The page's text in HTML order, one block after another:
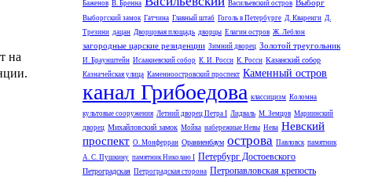
на
Баженов В. Бренна Васильевский остров Выборг
Выборгский замок Гатчина Главный штаб Гоголь в Петербурге Д. Кваренги Д.
Трезини дацан Дворцовая площадь дворцы Елагин остров Ж. Леблон
загородные царские резиденции Зимний дворец Золотой треугольник
И. Браунштейн Исаакиевский собор К. И. Росси К. Росси Казанский собор
Казначейская улица Каменноостровский проспект Каменный остров
канал Грибоедова классицизм Коломна
культовые сооружения Летний дворец Петра I Лидваль М. Земцов Мариинский
дворец Михайловский замок Мойка набережные Невы Нева Невский
проспект О. Монферран Ораниенбаум острова Павловск памятник
А. С. Пушкину памятник Николаю I Петербург Достоевского
Петроградская Петроградская сторона Петропавловская крепость